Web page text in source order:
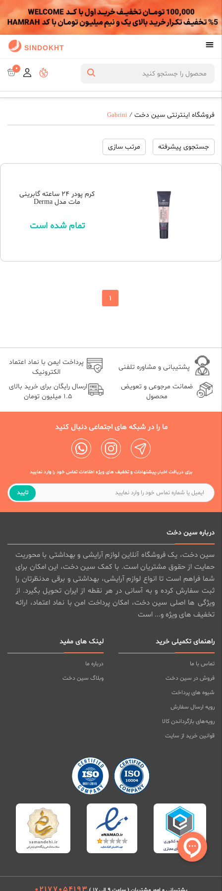
SINDOKHT
0
فروشگاه اینترنتی سین دخت /
Gabrini
جستجوی پیشرفته مرتب سازی
کرم پودر 24 ساعته گابرینی
مات مدل Derma
تمام شده است
1
پشتیبانی و مشاوره تلفنی
پرداخت ایمن با نماد اعتماد
الکترونیک
ضمانت مرجوعی و تعویض
محصول
ارسال رایگان برای خرید بالای
1.5 میلیون تومان
ما را در شبکه های اجتماعی دنبال کنید
برای دریافت اخبار،پیشنهادات و تخفیف های ویژه اطلاعات تماس خود را وارد نمایید
تایید
درباره سین دخت
سین دخت، یک فروشگاه آنلاین لوازم آرایشی و بهداشتی با محوریت
حمایت از حقوق مشتریان است. با کمک سین دخت، این امکان برای
شما فراهم است تا انواع لوازم آرایشی، بهداشتی و برقی مدنظرتان را
ثبت سفارش کرده و به آسانی در هر نقطه از ایران تحویل بگیرد. از
ویژگی ها اصلی سین دخت، امکان پرداخت امن با نماد اعتماد، ارائه
تخفیف های ویژه و... است
راهنمای تکمیلی خرید
تماس با ما
فروش در سین دخت
شیوه های پرداخت
رویه ارسال سفارش
رویه‌های بازگرداندن کالا
قوانین خرید از سایت
لینک های مفید
درباره ما
وبلاگ سین دخت